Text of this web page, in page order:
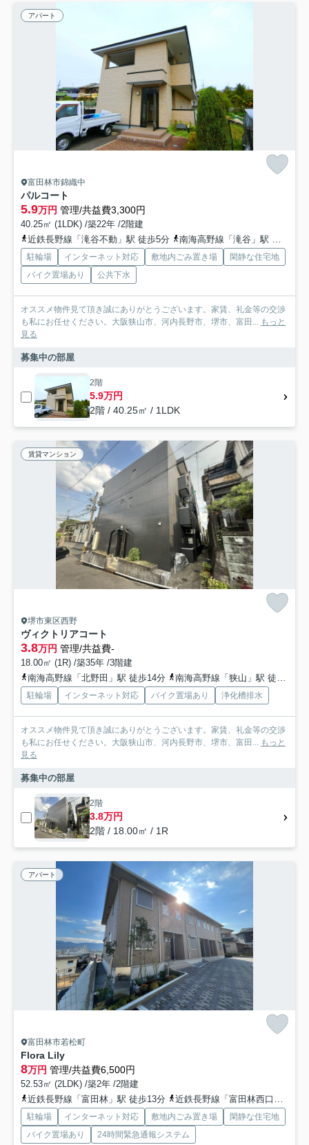
アパート
富田林市錦織中
パルコート
5.9万円 管理/共益費3,300円
40.25㎡ (1LDK) /築22年 /2階建
近鉄長野線「滝谷不動」駅 徒歩5分
南海高野線「滝谷」駅 徒歩30分
駐輪場 インターネット対応 敷地内ごみ置き場
閑静な住宅地
バイク置場あり
公共下水
オススメ物件見て頂き誠にありがとうございます。家賃、礼金等の交渉
も私にお任せください。大阪狭山市、河内長野市、堺市、富田... もっと
見る
募集中の部屋
2階
5.9万円
2階 / 40.25㎡ / 1LDK
賃貸マンション
堺市東区西野
ヴィクトリアコート
3.8万円 管理/共益費-
18.00㎡ (1R) /築35年 /3階建
南海高野線「北野田」駅 徒歩14分
南海高野線「狭山」駅 徒歩23分
駐輪場 インターネット対応 バイク置場あり 浄化槽排水
オススメ物件見て頂き誠にありがとうございます。家賃、礼金等の交渉
も私にお任せください。大阪狭山市、河内長野市、堺市、富田... もっと
見る
募集中の部屋
2階
3.8万円
2階 / 18.00㎡ / 1R
アパート
富田林市若松町
Flora Lily
8万円 管理/共益費6,500円
52.53㎡ (2LDK) /築2年 /2階建
近鉄長野線「富田林」駅 徒歩13分
近鉄長野線「富田林西口」駅 徒歩20分
駐輪場 インターネット対応 敷地内ごみ置き場
閑静な住宅地
バイク置場あり
24時間緊急通報システム